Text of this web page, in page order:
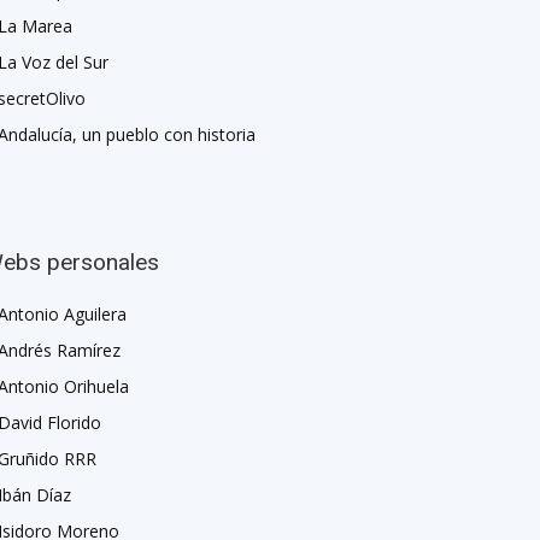
Marea
Voz del Sur
un pueblo con historia
personales
Aguilera
Ramírez
Orihuela
Florido
RRR
Díaz
Moreno